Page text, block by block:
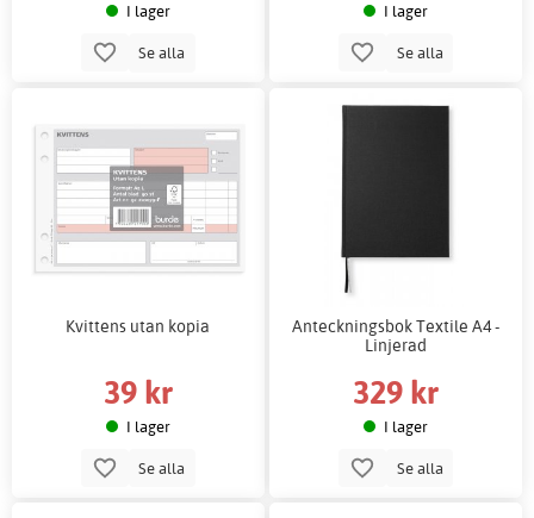
I lager
Se alla
I lager
Se alla
Kvittens utan kopia
39 kr
I lager
Se alla
Anteckningsbok Textile A4 -
Linjerad
329 kr
I lager
Se alla